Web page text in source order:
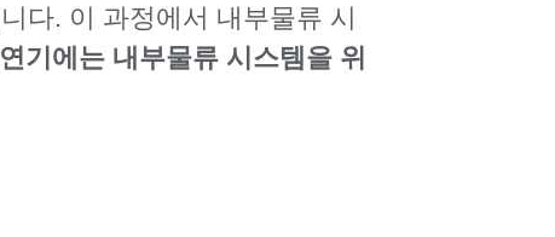
다. 이 과정에서 내부물류 시
기에는 내부물류 시스템을 위